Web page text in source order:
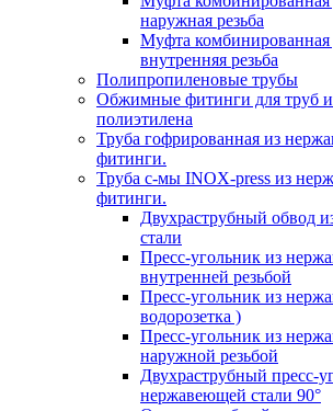
наружная резьба
Муфта комбинированная
внутренняя резьба
Полипропиленовые трубы
Обжимные фитинги для труб
полиэтилена
Труба гофрированная из
фитинги.
Труба с-мы INOX-press из
фитинги.
Двухраструбный обвод
стали
Пресс-угольник из
внутренней резьбой
Пресс-угольник из
водорозетка )
Пресс-угольник из
наружной резьбой
Двухраструбный пресс-
нержавеющей стали 90°